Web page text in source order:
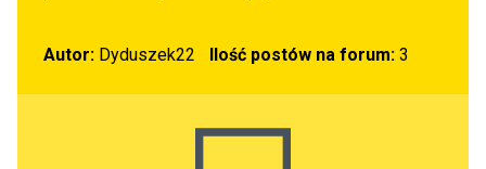
Autor: Dyduszek22 Ilość postów na forum:3